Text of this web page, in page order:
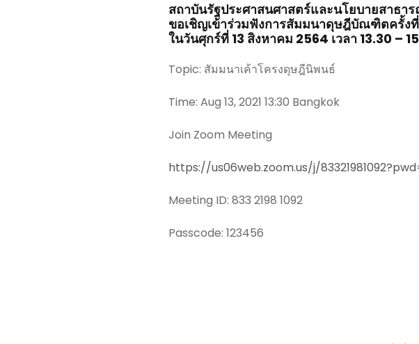
สถาบันรัฐประศาสนศาสตร์และนโยบายสาธา
ขอเชิญเข้าร่วมฟังการสัมมนาดุษฎีบัณฑิตครั้ง
ในวันศุกร์ที่ 13 สิงหาคม 2564 เวลา 13.30 –
Topic: สัมมนาเค้าโครงดุษฎีนิพนธ์
Time: Aug 13, 2021 13:30 Bangkok
Join Zoom Meeting
https://us06web.zoom.us/j/
Meeting ID: 833 2198 1092
Passcode: 123456